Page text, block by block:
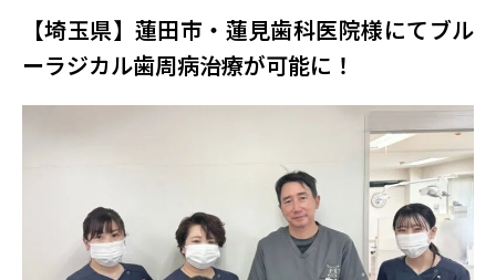
【埼玉県】蓮田市・蓮見歯科医院様​にてブル
ーラジカル歯周病治療が可能に！